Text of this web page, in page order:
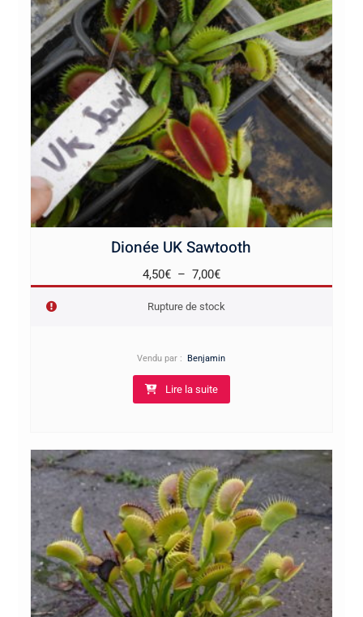
Dionée UK Sawtooth
4,50€ – 7,00€Plage
à
7,00€
Rupture de stock
Vendu par : Benjamin
Lire la suite